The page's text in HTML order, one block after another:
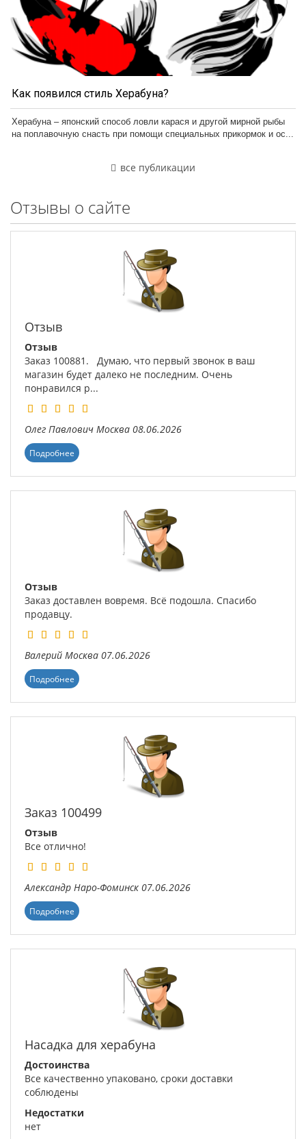
Как появился стиль Херабуна?
Херабуна – японский способ ловли карася и другой мирной рыбы
на поплавочную снасть при помощи специальных прикормок и ос...
все публикации
Отзывы о сайте
Отзыв
Отзыв
Заказ 100881. Думаю, что первый звонок в ваш
магазин будет далеко не последним. Очень
понравился р...
Олег Павлович Москва 08.06.2026
Подробнее
Отзыв
Заказ доставлен вовремя. Всё подошла. Спасибо
продавцу.
Валерий Москва 07.06.2026
Подробнее
Заказ 100499
Отзыв
Все отлично!
Александр Наро-Фоминск 07.06.2026
Подробнее
Насадка для херабуна
Достоинства
Все качественно упаковано, сроки доставки
соблюдены
Недостатки
нет